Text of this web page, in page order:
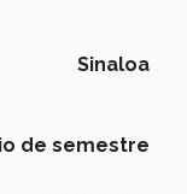
Sinaloa
de semestre